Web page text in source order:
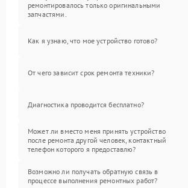
ремонтировалось только оригинальными
запчастями.
Как я узнаю, что мое устройство готово?
От чего зависит срок ремонта техники?
Диагностика проводится бесплатно?
Может ли вместо меня принять устройство
после ремонта другой человек, контактный
телефон которого я предоставлю?
Возможно ли получать обратную связь в
процессе выполнения ремонтных работ?